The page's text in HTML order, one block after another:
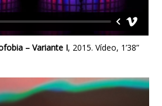
– Variante I, 2015. Vídeo, 1’38”